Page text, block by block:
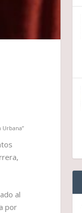
al
por